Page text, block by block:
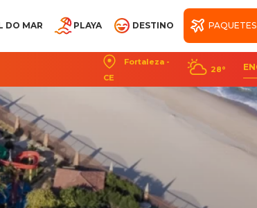
DO MAR PLAYA DESTINO PAQUETES
Fortaleza -
CE
28°
PARQUE ARVORARSUITES DEL BEACH
PARK RESORT